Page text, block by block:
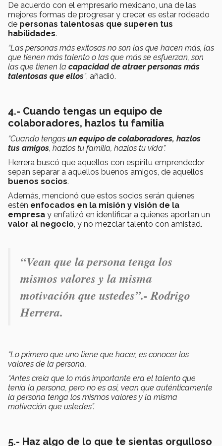
De acuerdo con el empresario mexicano, una de las
mejores formas de progresar y crecer, es estar rodeado
de personas talentosas que superen tus
habilidades.
“Las personas más exitosas no son las que hacen más, las
que tienen más talento o las que más se esfuerzan, son
las que tienen la capacidad de atraer personas más
talentosas que ellos”, añadió.
4.- Cuando tengas un equipo de
colaboradores, hazlos tu familia
“Cuando tengas un equipo de colaboradores, hazlos
tus amigos, hazlos tu familia, hazlos tu vida”.
Herrera buscó que aquellos con espíritu emprendedor
sepan separar a aquellos buenos amigos, de aquellos
buenos socios.
Además, mencionó que estos socios serán quienes
estén enfocados en la misión y visión de la
empresa y enfatizó en identificar a quienes aportan un
valor al negocio, y no mezclar talento con amistad.
“Vean que la persona tenga los
mismos valores y la misma
motivación que ustedes”.- Rodrigo
Herrera.
“Lo primero que uno tiene que hacer, es conocer los
valores de la persona,
“Antes creía que lo más importante era el talento que
tenía la persona, pero no es así, vean que auténticamente
la persona tenga los mismos valores y la misma
motivación que ustedes”.
5.- Haz algo de lo que te sientas orgulloso